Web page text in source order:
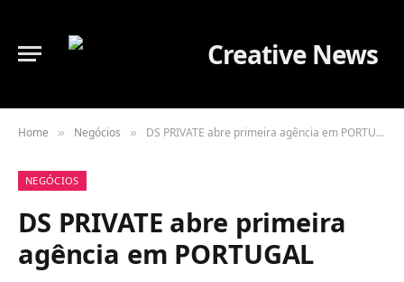
Home » Negócios » DS PRIVATE abre primeira agência em PORTUGAL
NEGÓCIOS
DS PRIVATE abre primeira
agência em PORTUGAL